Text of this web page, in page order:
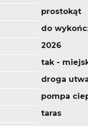
prostokąt
do
2026
tak -
droga
pompa
taras